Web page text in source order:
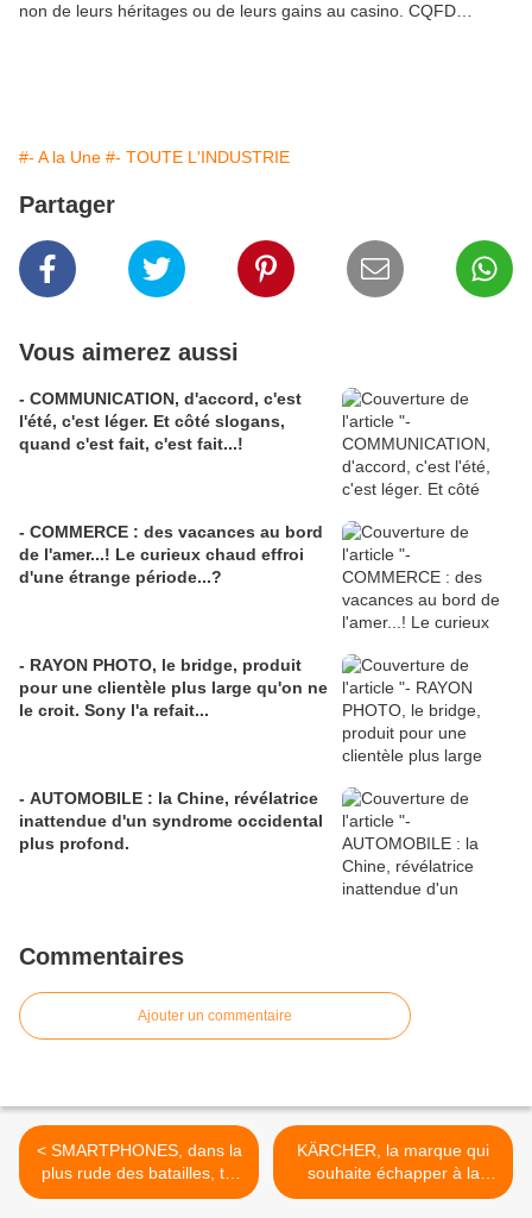
non de leurs héritages ou de leurs gains au casino. CQFD…
#- A la Une #- TOUTE L'INDUSTRIE
Partager
Vous aimerez aussi
- COMMUNICATION, d'accord, c'est
l'été, c'est léger. Et côté slogans,
quand c'est fait, c'est fait...!
- COMMERCE : des vacances au bord
de l'amer...! Le curieux chaud effroi
d'une étrange période...?
- RAYON PHOTO, le bridge, produit
pour une clientèle plus large qu'on ne
le croit. Sony l'a refait...
- AUTOMOBILE : la Chine, révélatrice
inattendue d'un syndrome occidental
plus profond.
Commentaires
Ajouter un commentaire
< SMARTPHONES, dans la
plus rude des batailles, tel
Zorro, hé hé… Huawei est
KÄRCHER, la marque qui
souhaite échapper à la
rançon de son succès lui